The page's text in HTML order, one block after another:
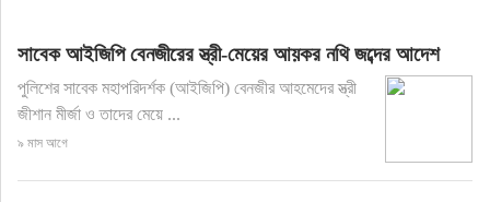
সাবেক আইজিপি বেনজীরের স্ত্রী-মেয়ের আয়কর নথি জব্দের আদেশ
পুলিশের সাবেক মহাপরিদর্শক (আইজিপি) বেনজীর আহমেদের স্ত্রী
জীশান মীর্জা ও তাদের মেয়ে ...
৯ মাস আগে